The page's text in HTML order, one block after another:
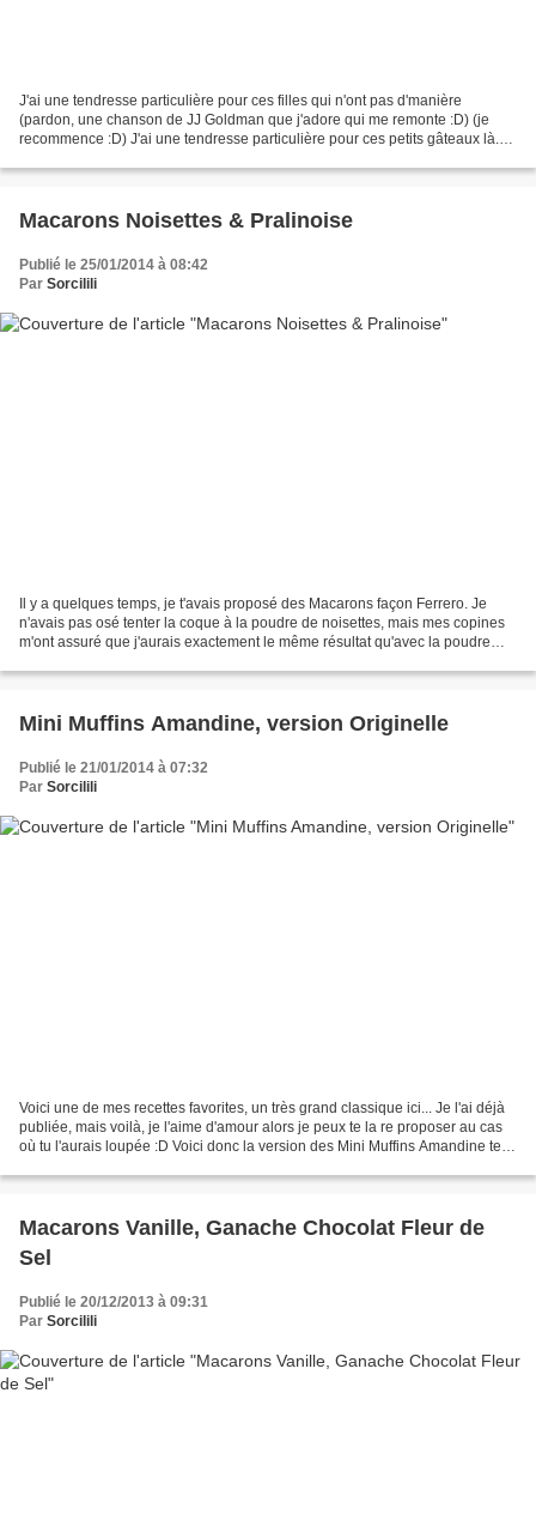
J'ai une tendresse particulière pour ces filles qui n'ont pas d'manière
(pardon, une chanson de JJ Goldman que j'adore qui me remonte :D) (je
recommence :D) J'ai une tendresse particulière pour ces petits gâteaux là.
Macarons Noisettes & Pralinoise
Publié le 25/01/2014 à 08:42
Par Sorcilili
Il y a quelques temps, je t'avais proposé des Macarons façon Ferrero. Je
n'avais pas osé tenter la coque à la poudre de noisettes, mais mes copines
m'ont assuré que j'aurais exactement le même résultat qu'avec la poudre
Mini Muffins Amandine, version Originelle
Publié le 21/01/2014 à 07:32
Par Sorcilili
Voici une de mes recettes favorites, un très grand classique ici... Je l'ai déjà
publiée, mais voilà, je l'aime d'amour alors je peux te la re proposer au cas
où tu l'aurais loupée :D Voici donc la version des Mini Muffins Amandine telle
Macarons Vanille, Ganache Chocolat Fleur de
Sel
Publié le 20/12/2013 à 09:31
Par Sorcilili